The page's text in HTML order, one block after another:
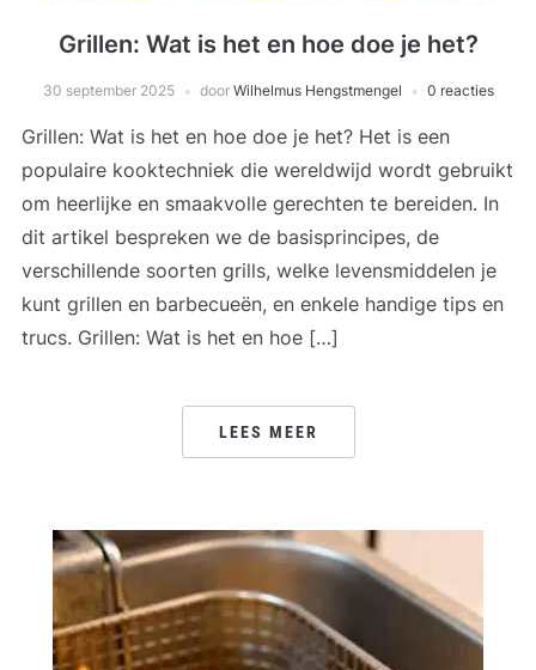
Grillen: Wat is het en hoe doe je het?
30 september 2025 door Wilhelmus Hengstmengel 0 reacties
Grillen: Wat is het en hoe doe je het? Het is een
populaire kooktechniek die wereldwijd wordt gebruikt
om heerlijke en smaakvolle gerechten te bereiden. In
dit artikel bespreken we de basisprincipes, de
verschillende soorten grills, welke levensmiddelen je
kunt grillen en barbecueën, en enkele handige tips en
trucs. Grillen: Wat is het en hoe […]
LEES MEER